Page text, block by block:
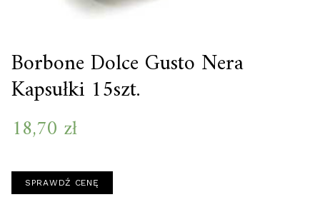
Borbone Dolce Gusto Nera
Kapsułki 15szt.
18,70 zł
SPRAWDŹ CENĘ